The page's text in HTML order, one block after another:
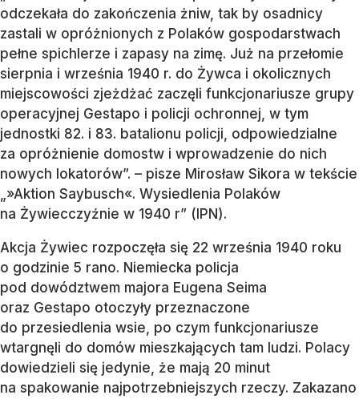
odczekała do zakończenia żniw, tak by osadnicy
zastali w opróżnionych z Polaków gospodarstwach
pełne spichlerze i zapasy na zimę. Już na przełomie
sierpnia i września 1940 r. do Żywca i okolicznych
miejscowości zjeżdżać zaczęli funkcjonariusze grupy
operacyjnej Gestapo i policji ochronnej, w tym
jednostki 82. i 83. batalionu policji, odpowiedzialne
za opróżnienie domostw i wprowadzenie do nich
nowych lokatorów”. – pisze Mirosław Sikora w tekście
„»Aktion Saybusch«. Wysiedlenia Polaków
na Żywiecczyźnie w 1940 r” (IPN).
Akcja Żywiec rozpoczęła się 22 września 1940 roku
o godzinie 5 rano. Niemiecka policja
pod dowództwem majora Eugena Seima
oraz Gestapo otoczyły przeznaczone
do przesiedlenia wsie, po czym funkcjonariusze
wtargnęli do domów mieszkających tam ludzi. Polacy
dowiedzieli się jedynie, że mają 20 minut
na spakowanie najpotrzebniejszych rzeczy. Zakazano